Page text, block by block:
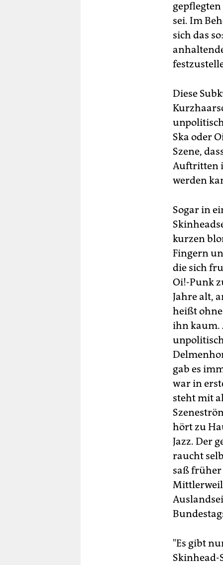
sei. Im
sich das
Diese
Ska oder
Szene,
Auftritten
werden
Sogar in
kurzen
Fingern
die sich
Oi!-Punk
Jahre alt,
heißt
ihn kaum.
gab es
war in
steht mit
hört zu
Jazz. Der
raucht
saß
"Es gibt
Skinhead-